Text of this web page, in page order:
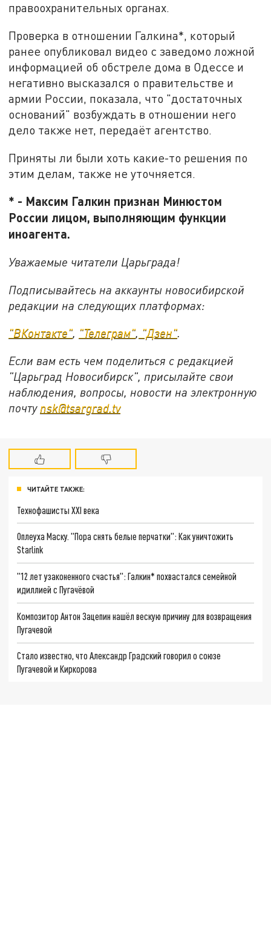
правоохранительных органах.
Проверка в отношении Галкина*, который
ранее опубликовал видео с заведомо ложной
информацией об обстреле дома в Одессе и
негативно высказался о правительстве и
армии России, показала, что "достаточных
оснований" возбуждать в отношении него
дело также нет, передаёт агентство.
Приняты ли были хоть какие-то решения по
этим делам, также не уточняется.
* - Максим Галкин признан Минюстом
России лицом, выполняющим функции
иноагента.
Уважаемые читатели Царьграда!
Подписывайтесь на аккаунты новосибирской
редакции на следующих платформах:
"ВКонтакте", "Телеграм", "Дзен".
Если вам есть чем поделиться с редакцией
"Царьград Новосибирск", присылайте свои
наблюдения, вопросы, новости на электронную
почту nsk@tsargrad.tv
ЧИТАЙТЕ ТАКЖЕ:
Технофашисты XXI века
Оплеуха Маску. "Пора снять белые перчатки": Как уничтожить
Starlink
"12 лет узаконенного счастья": Галкин* похвастался семейной
идиллией с Пугачёвой
Композитор Антон Зацепин нашёл вескую причину для возвращения
Пугачевой
Стало известно, что Александр Градский говорил о союзе
Пугачевой и Киркорова